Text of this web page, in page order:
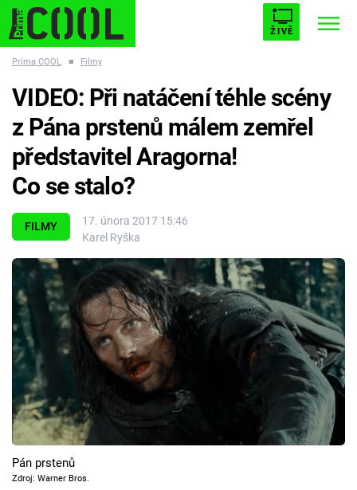
ŽIVĚ
ESCAPE PLNEJ KOTEL AVENGERS 5
Témata
Filmy
Seriály
Hry
Cool Esport
Pořady
TV Program
Prima COOL ■ Filmy
FILMY
17. února 2017 15:46
Karel Ryška
VIDEO: Při natáčení téhle scény
z Pána prstenů málem zemřel
představitel Aragorna!
Co se stalo?
Pán prstenů
Zdroj: Warner Bros.